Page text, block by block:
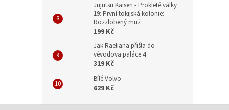
Jujutsu Kaisen - Prokleté války
19: První tokijská kolonie:
Rozzlobený muž
199 Kč
Jak Raeliana přišla do
vévodova paláce 4
319 Kč
Bílé Volvo
629 Kč